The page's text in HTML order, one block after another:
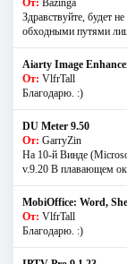
Здравствуйте, будет
обходными путями
Aiarty Image
От: VlfrTall
Благодарю. :)
DU Meter 9.50
От: GarryZin
На 10-й Винде
v.9.20 В плавающем
MobiOffice: Word,
От: VlfrTall
Благодарю. :)